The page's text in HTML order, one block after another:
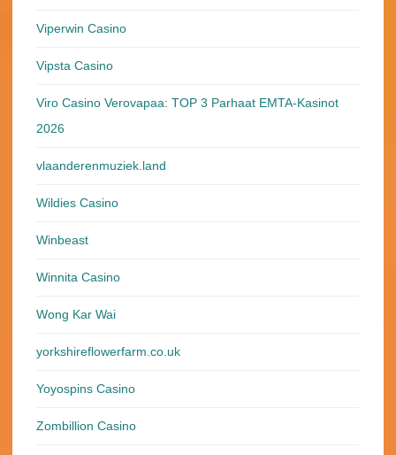
Viperwin Casino
Vipsta Casino
Viro Casino Verovapaa: TOP 3 Parhaat EMTA-Kasinot
2026
vlaanderenmuziek.land
Wildies Casino
Winbeast
Winnita Casino
Wong Kar Wai
yorkshireflowerfarm.co.uk
Yoyospins Casino
Zombillion Casino